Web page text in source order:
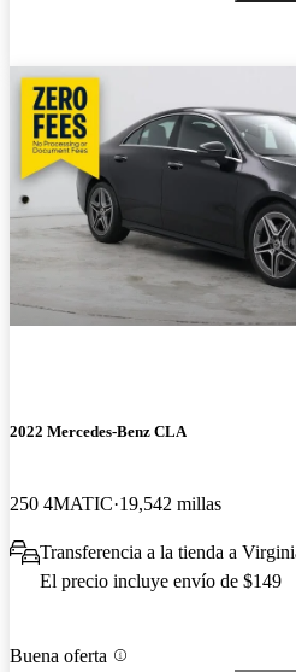
2022 Mercedes-Benz CLA
250 4MATIC 19,542 millas
Transferencia a la tienda a
El precio incluye envío de $149
Buena oferta